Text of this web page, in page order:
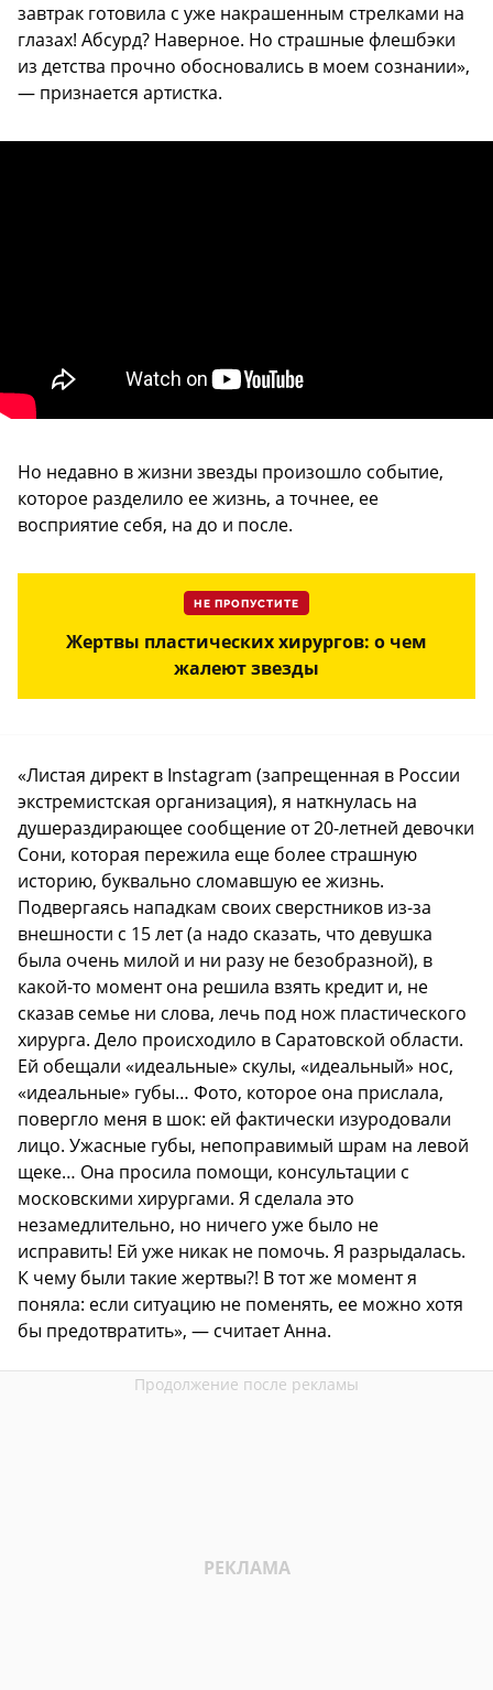
завтрак готовила с уже накрашенным стрелками на
глазах! Абсурд? Наверное. Но страшные флешбэки
из детства прочно обосновались в моем сознании»,
— признается артистка.
Но недавно в жизни звезды произошло событие,
которое разделило ее жизнь, а точнее, ее
восприятие себя, на до и после.
НЕ ПРОПУСТИТЕ
Жертвы пластических хирургов: о чем
жалеют звезды
«Листая директ в Instagram (запрещенная в России
экстремистская организация), я наткнулась на
душераздирающее сообщение от 20-летней девочки
Сони, которая пережила еще более страшную
историю, буквально сломавшую ее жизнь.
Подвергаясь нападкам своих сверстников из-за
внешности с 15 лет (а надо сказать, что девушка
была очень милой и ни разу не безобразной), в
какой-то момент она решила взять кредит и, не
сказав семье ни слова, лечь под нож пластического
хирурга. Дело происходило в Саратовской области.
Ей обещали «идеальные» скулы, «идеальный» нос,
«идеальные» губы… Фото, которое она прислала,
повергло меня в шок: ей фактически изуродовали
лицо. Ужасные губы, непоправимый шрам на левой
щеке… Она просила помощи, консультации с
московскими хирургами. Я сделала это
незамедлительно, но ничего уже было не
исправить! Ей уже никак не помочь. Я разрыдалась.
К чему были такие жертвы?! В тот же момент я
поняла: если ситуацию не поменять, ее можно хотя
бы предотвратить», — считает Анна.